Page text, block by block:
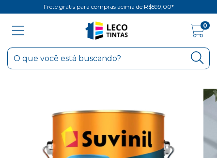
Frete grátis para compras acima de R$599,00*
0